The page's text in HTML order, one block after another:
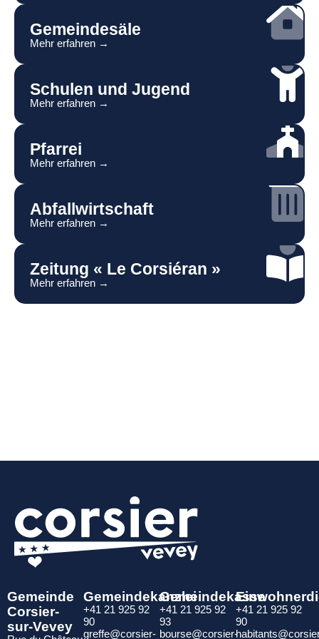
Gemeindesäle
Mehr erfahren →
Schulen und Jugend
Mehr erfahren →
Pfarrei
Mehr erfahren →
Abfallwirtschaft
Mehr erfahren →
Zeitung « Le Corsiéran »
Mehr erfahren →
Gemeinde
Corsier-
sur-Vevey
Gemeindekanzlei
+41 21 925 92
90
greffe@corsier-
Gemeindekasse
+41 21 925 92
93
bourse@corsier-
+41 21 925 92
90